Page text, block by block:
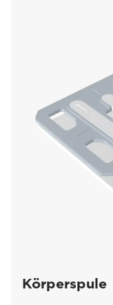
Körperspule